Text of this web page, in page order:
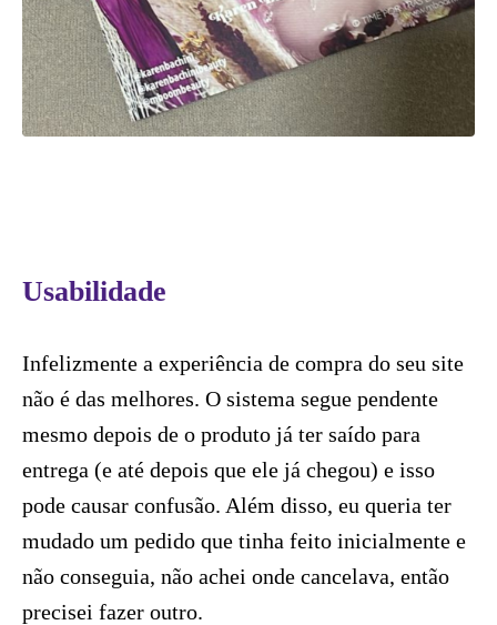
Usabilidade
Infelizmente a experiência de compra do seu site
não é das melhores. O sistema segue pendente
mesmo depois de o produto já ter saído para
entrega (e até depois que ele já chegou) e isso
pode causar confusão. Além disso, eu queria ter
mudado um pedido que tinha feito inicialmente e
não conseguia, não achei onde cancelava, então
precisei fazer outro.